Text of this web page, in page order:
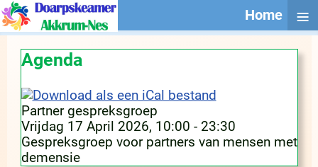
Agenda
Partner gespreksgroep
Vrijdag 17 April 2026, 10:00 - 23:30
Gespreksgroep voor partners van mensen met
demensie
Home ≡